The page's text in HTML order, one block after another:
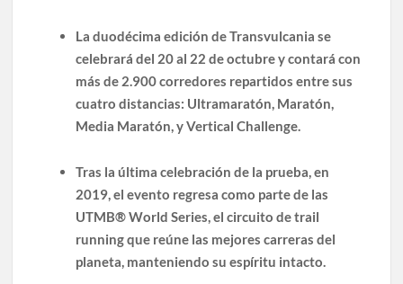
La duodécima edición de Transvulcania se
celebrará del 20 al 22 de octubre y contará con
más de 2.900 corredores repartidos entre sus
cuatro distancias: Ultramaratón, Maratón,
Media Maratón, y Vertical Challenge.
Tras la última celebración de la prueba, en
2019, el evento regresa como parte de las
UTMB® World Series, el circuito de trail
running que reúne las mejores carreras del
planeta, manteniendo su espíritu intacto.